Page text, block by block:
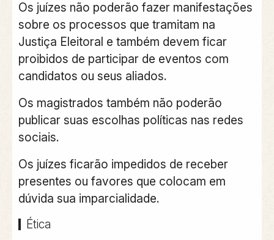
Os juízes não poderão fazer manifestações
sobre os processos que tramitam na
Justiça Eleitoral e também devem ficar
proibidos de participar de eventos com
candidatos ou seus aliados.
Os magistrados também não poderão
publicar suas escolhas políticas nas redes
sociais.
Os juízes ficarão impedidos de receber
presentes ou favores que colocam em
dúvida sua imparcialidade.
Ética